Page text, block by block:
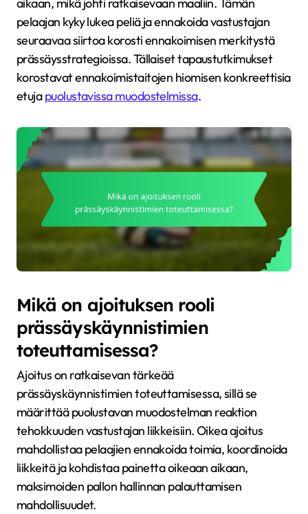
pelaajan kyky lukea peliä ja ennakoida vastustajan
seuraavaa siirtoa korosti ennakoimisen merkitystä
prässäysstrategioissa. Tällaiset tapaustutkimukset
korostavat ennakoimistaitojen hiomisen konkreettisia
etujapuolustavissa muodostelmissa.
Mikä on ajoituksen rooli
prässäyskäynnistimien
toteuttamisessa?
Ajoitus on ratkaisevan tärkeää
prässäyskäynnistimien toteuttamisessa, sillä se
määrittää puolustavan muodostelman reaktion
tehokkuuden vastustajan liikkeisiin. Oikea ajoitus
mahdollistaa pelaajien ennakoida toimia, koordinoida
liikkeitä ja kohdistaa painetta oikeaan aikaan,
maksimoiden pallon hallinnan palauttamisen
mahdollisuudet.